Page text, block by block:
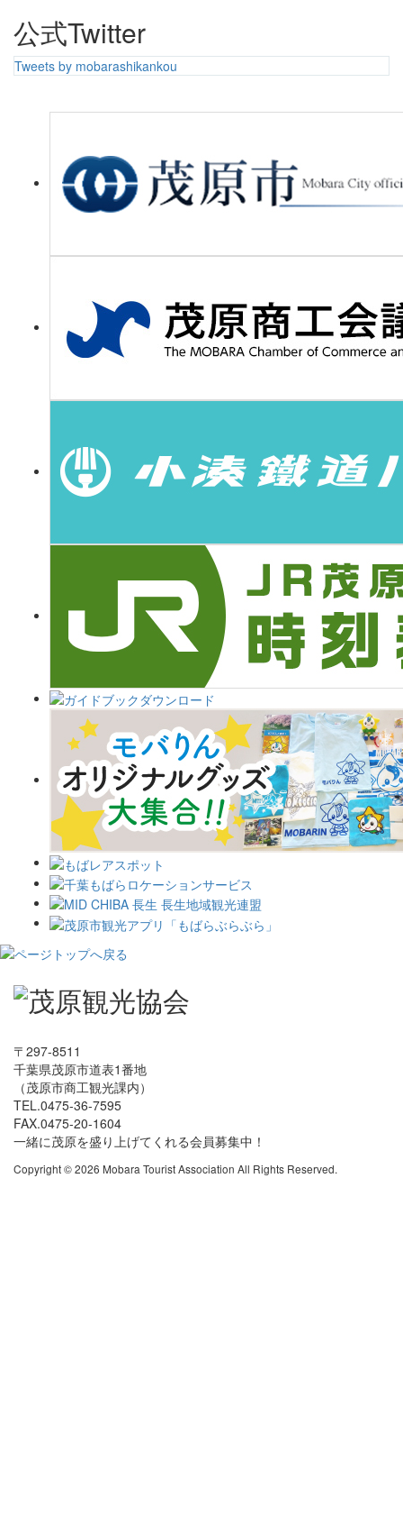
公式Twitter
Tweets by mobarashikankou
〒297-8511
千葉県茂原市道表1番地
（茂原市商工観光課内）
TEL.0475-36-7595
FAX.0475-20-1604
一緒に茂原を盛り上げてくれる会員募集中！
Copyright © 2026 Mobara Tourist Association All Rights Reserved.